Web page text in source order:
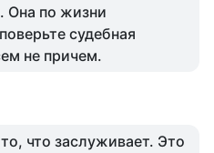
Она по жизни
судебная
не причем.
что заслуживает. Это